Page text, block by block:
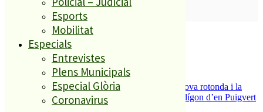
Esports
Mobilitat
Especials
Entrevistes
Plens Municipals
Especial Glòria
Coronavirus
SUBSCRIURE’M
És tendència ara
ESPORTS CAP DE SETMANA
S’aprova definitivament el projecte de la nova rotonda i la
millora del pont de la riera de Reixac al polígon d’en Puigvert